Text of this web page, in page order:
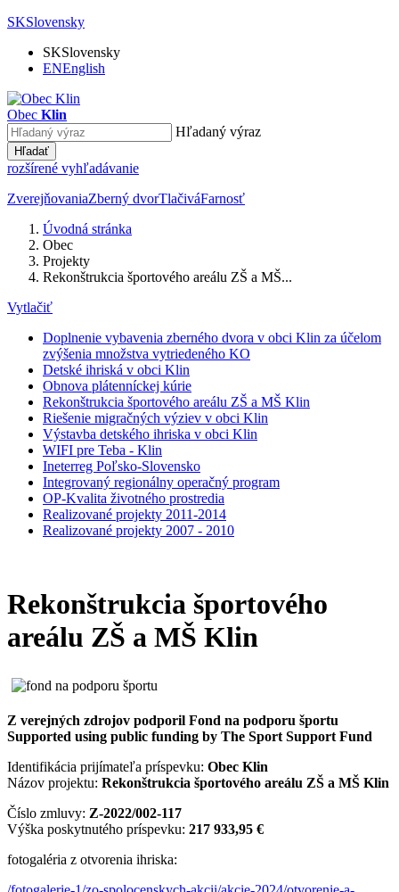
SKSlovensky
SKSlovensky
ENEnglish
Obec Klin
Hľadaný výraz
Hľadať
rozšírené vyhľadávanie
ZverejňovaniaZberný dvorTlačiváFarnosť
Úvodná stránka
Obec
Projekty
Rekonštrukcia športového areálu ZŠ a MŠ...
Vytlačiť
Doplnenie vybavenia zberného dvora v obci Klin za účelom
zvýšenia množstva vytriedeného KO
Detské ihriská v obci Klin
Obnova plátenníckej kúrie
Rekonštrukcia športového areálu ZŠ a MŠ Klin
Riešenie migračných výziev v obci Klin
Výstavba detského ihriska v obci Klin
WIFI pre Teba - Klin
Ineterreg Poľsko-Slovensko
Integrovaný regionálny operačný program
OP-Kvalita životného prostredia
Realizované projekty 2011-2014
Realizované projekty 2007 - 2010
Rekonštrukcia športového
areálu ZŠ a MŠ Klin
Z verejných zdrojov podporil Fond na podporu športu
Supported using public funding by The Sport Support Fund
Identifikácia prijímateľa príspevku: Obec Klin
Názov projektu: Rekonštrukcia športového areálu ZŠ a MŠ Klin
Číslo zmluvy: Z-2022/002-117
Výška poskytnutého príspevku: 217 933,95 €
fotogaléria z otvorenia ihriska: